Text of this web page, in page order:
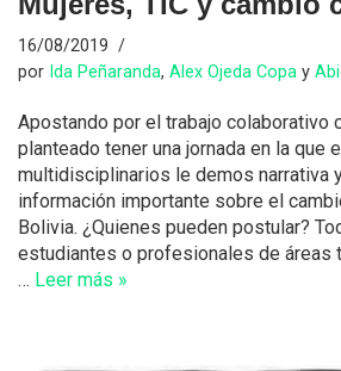
16/08/2019
por Ida Peñaranda, Alex Ojeda Copa y
Apostando por el trabajo colaborativo
planteado tener una jornada en la que
multidisciplinarios le demos narrativa
información importante sobre el
Bolivia. ¿Quienes pueden postular?
estudiantes o profesionales de áreas
… Leer más »